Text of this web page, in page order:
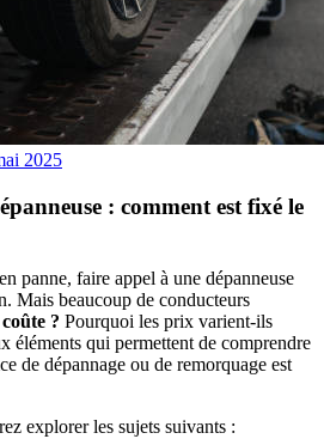
2025
: comment est fixé le
panne, faire appel à une dépanneuse
Mais beaucoup de conducteurs
? Pourquoi les prix varient-ils
éléments qui permettent de comprendre
de dépannage ou de remorquage est
explorer les sujets suivants :